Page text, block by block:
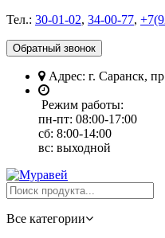
Тел.: 30-01-02, 34-00-77,
Обратный звонок
Адрес: г. Саранск,
Режим работы:
пн-пт: 08:00-17:00
сб: 8:00-14:00
вс: выходной
Все категории